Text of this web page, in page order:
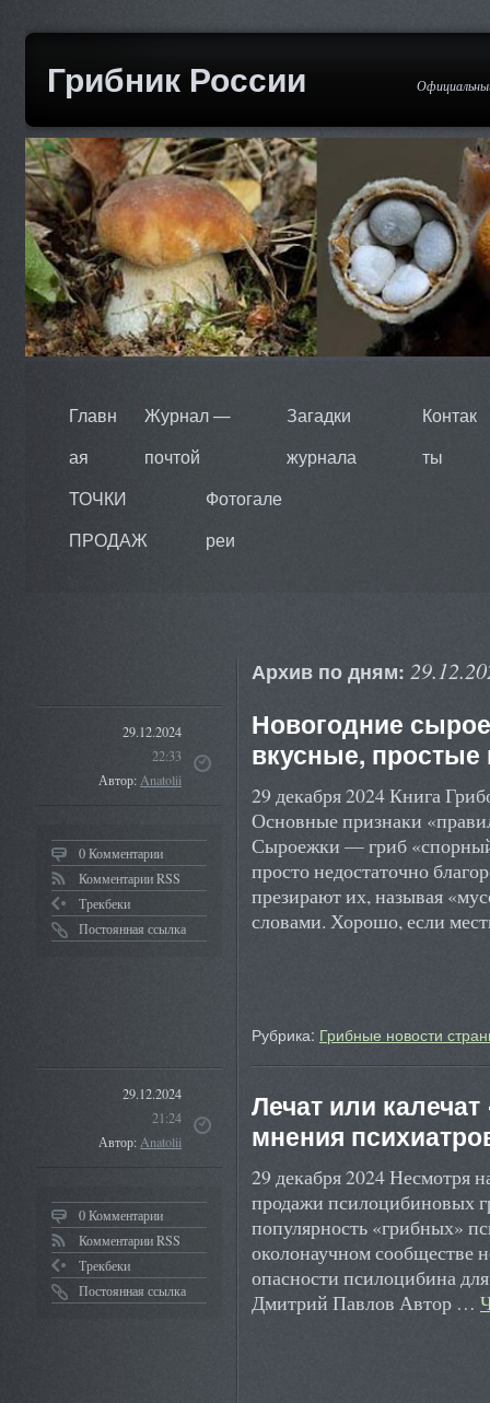
Грибник России
Главн
ая
Журнал —
почтой
Загадки
журнала
Контак
ты
ТОЧКИ
ПРОДАЖ
Фотогале
реи
Архив по дням:
29.12.2024
22:33
Автор:Anatolii
0 Комментарии
Комментарии RSS
Трекбеки
Постоянная ссылка
Новогодние
вкусные, простые
29 декабря 2024 Книга
Основные признаки
Сыроежки — гриб
просто недостаточно
презирают их, называя
словами. Хорошо, если
Рубрика: Грибные новости
29.12.2024
21:24
Автор:Anatolii
0 Комментарии
Комментарии RSS
Трекбеки
Постоянная ссылка
Лечат или
мнения
29 декабря 2024 Несмотря
продажи псилоцибиновых
популярность «грибных»
околонаучном сообществе
опасности псилоцибина
Дмитрий Павлов Автор …